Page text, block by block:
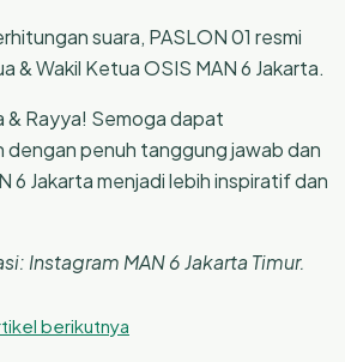
suara, PASLON 01 resmi
& Wakil Ketua OSIS MAN 6 Jakarta.
& Rayya! Semoga dapat
dengan penuh tanggung jawab dan
6 Jakarta menjadi lebih inspiratif dan
Instagram MAN 6 Jakarta Timur.
berikutnya